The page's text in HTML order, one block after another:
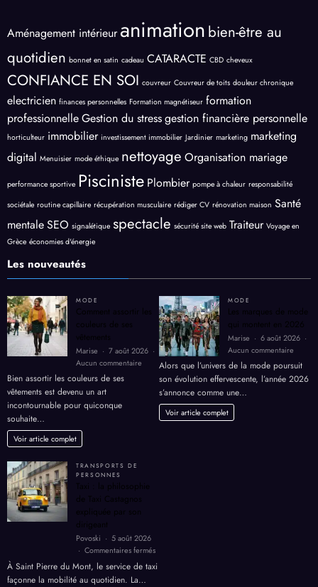
Aménagement intérieur animation bien-être au
quotidien bonnet en satin cadeau CATARACTE CBD cheveux
CONFIANCE EN SOI couvreur Couvreur de toits douleur chronique
electricien finances personnelles Formation magnétiseur formation
professionnelleGestion du stressgestion financière personnelle
horticulteur immobilier investissement immobilier Jardinier marketing marketing
digital Menuisier mode éthique nettoyage Organisation mariage
performance sportive Pisciniste Plombier pompe à chaleur responsabilité
sociétale routine capillaire récupération musculaire rédiger CV rénovation maison Santé
mentaleSEO signalétique spectacle sécurité site web Traiteur Voyage en
Grèce économies d'énergie
Les nouveautés
MODE
Comment assortir les
couleurs de ses
vêtements
Marise
7 août 2026
Aucun commentaire
assortir
couleurs
Bien assortir les couleurs de ses
vêtements est devenu un art
incontournable pour quiconque
souhaite…
Voir article complet
MODE
Les marques de mode
qui montent en 2026
Marise
6 août 2026
Aucun commentaire
Les
de
Alors que l’univers de la mode poursuit
son évolution effervescente, l’année 2026
s’annonce comme une…
Voir article complet
TRANSPORTS DE
PERSONNES
Taxi : la philosophie
de Taxi Castagnos
expliquée par son
dirigeant
Povoski
5 août 2026
Commentaires ferméssur
Taxi
À Saint Pierre du Mont, le service de taxi
façonne la mobilité au quotidien. La…